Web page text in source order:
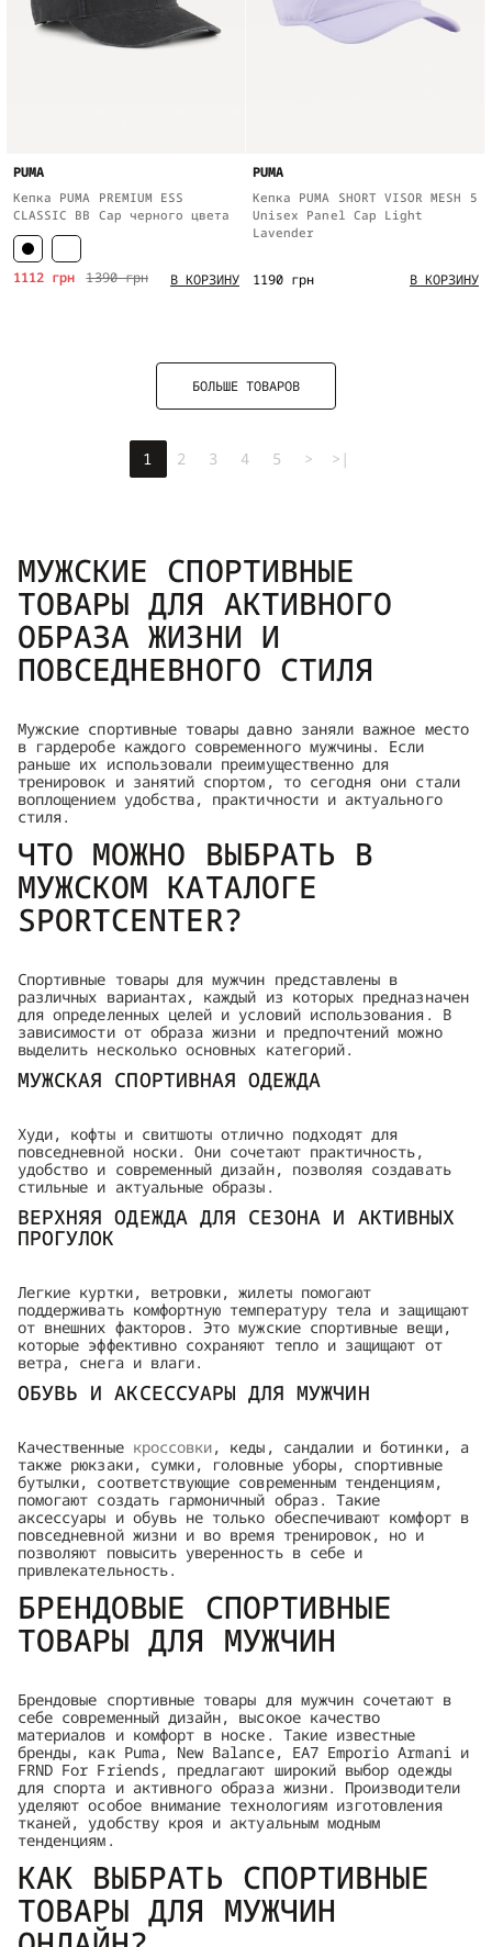
PUMA
Кепка PUMA PREMIUM ESS
CLASSIC BB Cap черного цвета
1390 грн
1112 грн В КОРЗИНУ
PUMA
Кепка PUMA SHORT VISOR MESH 5
Unisex Panel Cap Light
Lavender
1190 грн В КОРЗИНУ
БОЛЬШЕ ТОВАРОВ
1 2 3 4 5 > >|
МУЖСКИЕ СПОРТИВНЫЕ
ТОВАРЫ ДЛЯ АКТИВНОГО
ОБРАЗА ЖИЗНИ И
ПОВСЕДНЕВНОГО СТИЛЯ
Мужские спортивные товары давно заняли важное место
в гардеробе каждого современного мужчины. Если
раньше их использовали преимущественно для
тренировок и занятий спортом, то сегодня они стали
воплощением удобства, практичности и актуального
стиля.
ЧТО МОЖНО ВЫБРАТЬ В
МУЖСКОМ КАТАЛОГЕ
SPORTCENTER?
Спортивные товары для мужчин представлены в
различных вариантах, каждый из которых предназначен
для определенных целей и условий использования. В
зависимости от образа жизни и предпочтений можно
выделить несколько основных категорий.
МУЖСКАЯ СПОРТИВНАЯ ОДЕЖДА
Худи, кофты и свитшоты отлично подходят для
повседневной носки. Они сочетают практичность,
удобство и современный дизайн, позволяя создавать
стильные и актуальные образы.
ВЕРХНЯЯ ОДЕЖДА ДЛЯ СЕЗОНА И АКТИВНЫХ
ПРОГУЛОК
Легкие куртки, ветровки, жилеты помогают
поддерживать комфортную температуру тела и защищают
от внешних факторов. Это мужские спортивные вещи,
которые эффективно сохраняют тепло и защищают от
ветра, снега и влаги.
ОБУВЬ И АКСЕССУАРЫ ДЛЯ МУЖЧИН
Качественные кроссовки, кеды, сандалии и ботинки, а
также рюкзаки, сумки, головные уборы, спортивные
бутылки, соответствующие современным тенденциям,
помогают создать гармоничный образ. Такие
аксессуары и обувь не только обеспечивают комфорт в
повседневной жизни и во время тренировок, но и
позволяют повысить уверенность в себе и
привлекательность.
БРЕНДОВЫЕ СПОРТИВНЫЕ
ТОВАРЫ ДЛЯ МУЖЧИН
Брендовые спортивные товары для мужчин сочетают в
себе современный дизайн, высокое качество
материалов и комфорт в носке. Такие известные
бренды, как Puma, New Balance, EA7 Emporio Armani и
FRND For Friends, предлагают широкий выбор одежды
для спорта и активного образа жизни. Производители
уделяют особое внимание технологиям изготовления
тканей, удобству кроя и актуальным модным
тенденциям.
КАК ВЫБРАТЬ СПОРТИВНЫЕ
ТОВАРЫ ДЛЯ МУЖЧИН